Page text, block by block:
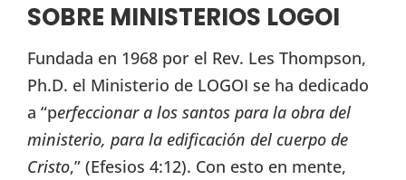
SOBRE MINISTERIOS LOGOI
Fundada en 1968 por el Rev. Les Thompson,
Ph.D. el Ministerio de LOGOI se ha dedicado
a “perfeccionar a los santos para la obra del
ministerio, para la edificación del cuerpo de
Cristo,” (Efesios 4:12). Con esto en mente,